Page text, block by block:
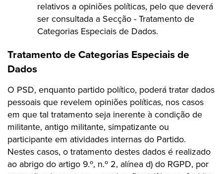
relativos a opiniões políticas, pelo que deverá
ser consultada a Secção - Tratamento de
Categorias Especiais de Dados.
Tratamento de Categorias Especiais de
Dados
O PSD, enquanto partido político, poderá tratar dados
pessoais que revelem opiniões políticas, nos casos
em que tal tratamento seja inerente à condição de
militante, antigo militante, simpatizante ou
participante em atividades internas do Partido.
Nestes casos, o tratamento destes dados é realizado
ao abrigo do artigo 9.º, n.º 2, alínea d) do RGPD, por